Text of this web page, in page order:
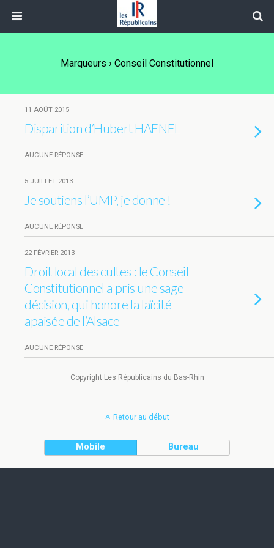
Marqueurs › Conseil Constitutionnel
11 AOÛT 2015
Disparition d’Hubert HAENEL
AUCUNE RÉPONSE
5 JUILLET 2013
Je soutiens l’UMP, je donne !
AUCUNE RÉPONSE
22 FÉVRIER 2013
Droit local des cultes : le Conseil
Constitutionnel a pris une sage
décision, qui honore la laïcité
apaisée de l’Alsace
AUCUNE RÉPONSE
Copyright Les Républicains du Bas-Rhin
Retour au début
Mobile Bureau